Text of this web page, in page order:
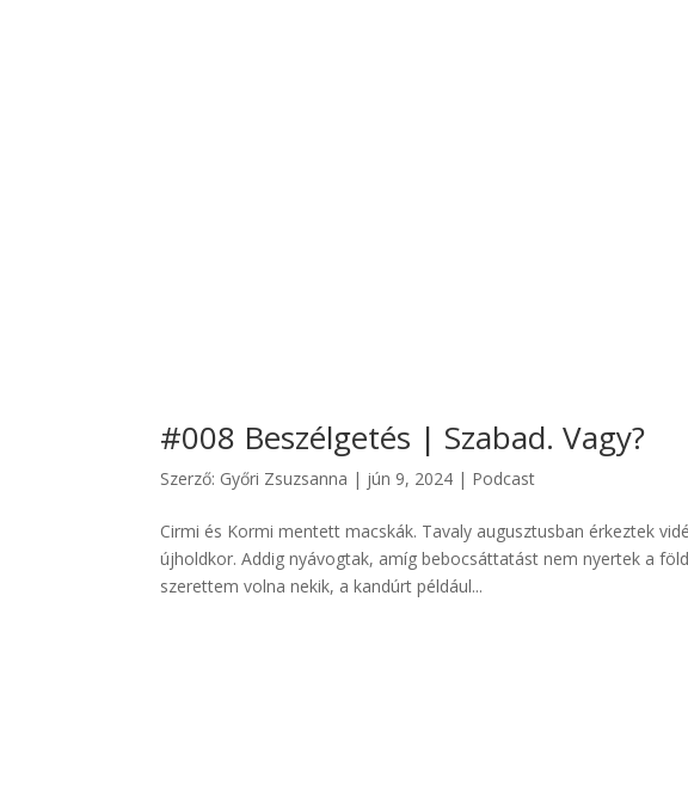
#008 Beszélgetés | Szabad. Vagy?
Szerző: Győri Zsuzsanna | jún 9, 2024 | Podcast
Cirmi és Kormi mentett macskák. Tavaly augusztusban érkeztek
újholdkor. Addig nyávogtak, amíg bebocsáttatást nem nyertek a
szerettem volna nekik, a kandúrt például...